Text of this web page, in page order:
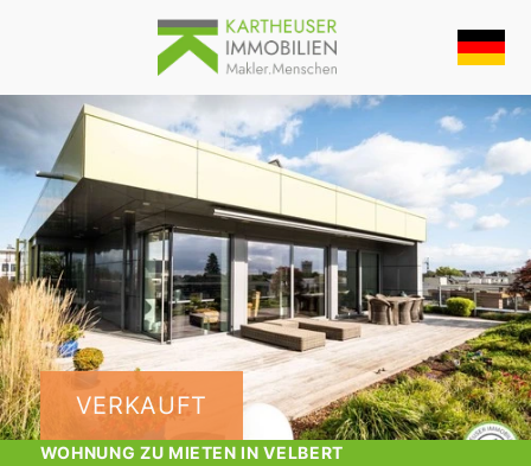
VERKAUFT
WOHNUNG ZU MIETEN IN VELBERT